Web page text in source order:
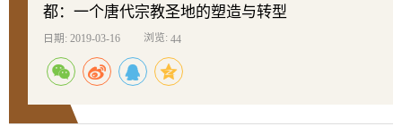
都：一个唐代宗教圣地的塑造与转型
日期: 2019-03-16 浏览: 44